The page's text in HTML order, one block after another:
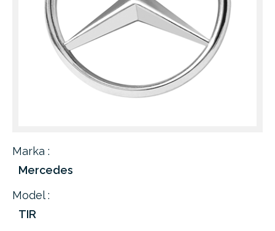
Marka :
Mercedes
Model :
TIR